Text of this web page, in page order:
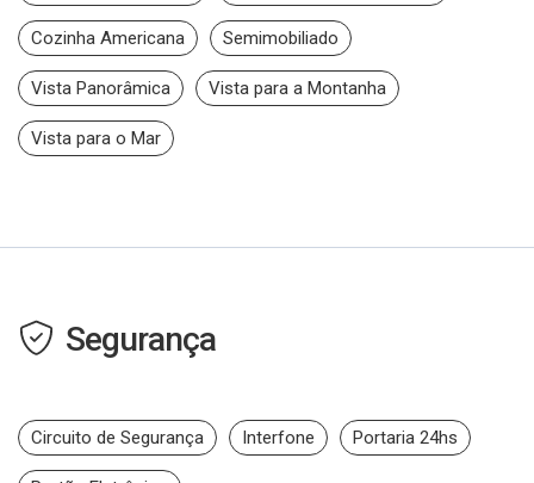
Cozinha Americana Semimobiliado
Vista Panorâmica Vista para a Montanha
Vista para o Mar
Segurança
Circuito de Segurança Interfone Portaria 24hs